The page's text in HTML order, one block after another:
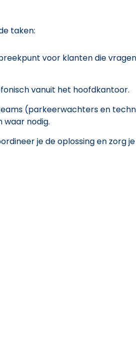
taken:
voor klanten die
vanuit het hoofdkantoor.
(parkeerwachters en
waar nodig.
je de oplossing en zorg